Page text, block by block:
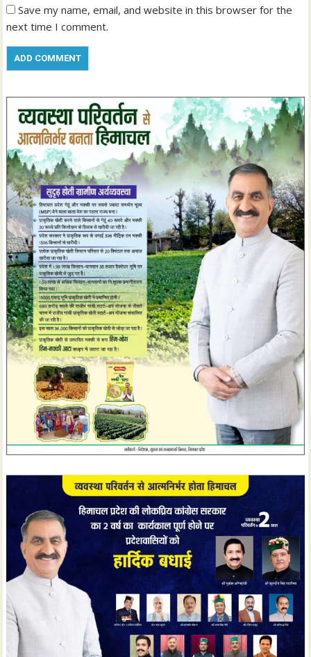
Save my name, email, and website in this browser for the
next time I comment.